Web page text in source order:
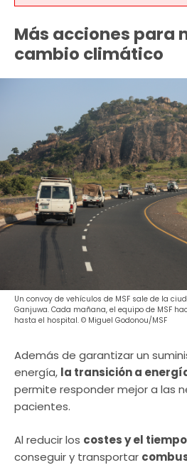
Más acciones para
cambio climático
Un convoy de vehículos de MSF sale de la
Ganjuwa. Cada mañana, el equipo de MSF
hasta el hospital. © Miguel Godonou/MSF
Además de garantizar un
energía, la transición a
permite responder mejor a las
pacientes.
Al reducir los costes y el
conseguir y transportar